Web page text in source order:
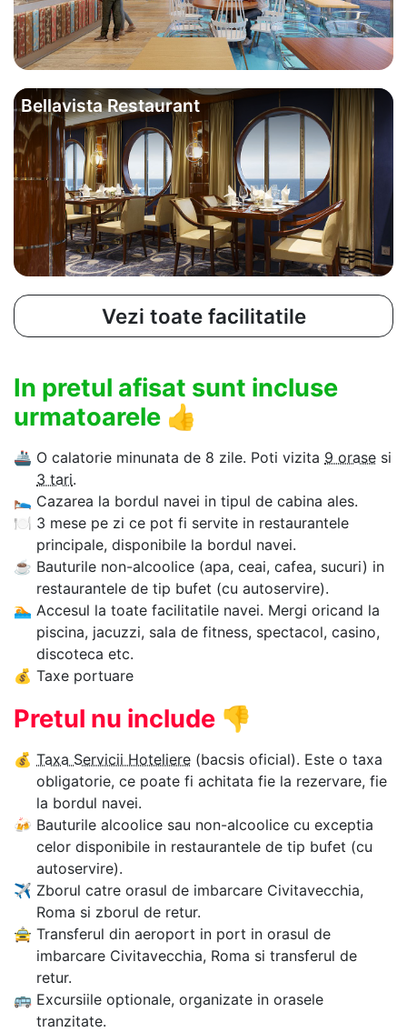
Bellavista Restaurant
Vezi toate facilitatile
In pretul afisat sunt incluse
urmatoarele 👍
🚢 O calatorie minunata de 8 zile. Poti vizita 9 orase si
3 tari.
🛌 Cazarea la bordul navei in tipul de cabina ales.
🍽 3 mese pe zi ce pot fi servite in restaurantele
principale, disponibile la bordul navei.
☕ Bauturile non-alcoolice (apa, ceai, cafea, sucuri) in
restaurantele de tip bufet (cu autoservire).
🏊‍ Accesul la toate facilitatile navei. Mergi oricand la
piscina, jacuzzi, sala de fitness, spectacol, casino,
discoteca etc.
💰 Taxe portuare
Pretul nu include 👎
💰 Taxa Servicii Hoteliere (bacsis oficial). Este o taxa
obligatorie, ce poate fi achitata fie la rezervare, fie
la bordul navei.
🍻 Bauturile alcoolice sau non-alcoolice cu exceptia
celor disponibile in restaurantele de tip bufet (cu
autoservire).
✈ Zborul catre orasul de imbarcare Civitavecchia,
Roma si zborul de retur.
🚖 Transferul din aeroport in port in orasul de
imbarcare Civitavecchia, Roma si transferul de
retur.
🚌 Excursiile optionale, organizate in orasele
tranzitate.